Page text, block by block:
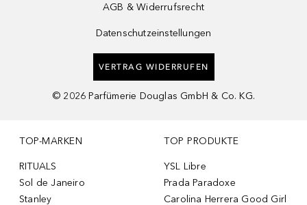
AGB & Widerrufsrecht
Datenschutzeinstellungen
VERTRAG WIDERRUFEN
© 2026 Parfümerie Douglas GmbH & Co. KG.
TOP-MARKEN
RITUALS
Sol de Janeiro
Stanley
TOP PRODUKTE
YSL Libre
Prada Paradoxe
Carolina Herrera Good Girl